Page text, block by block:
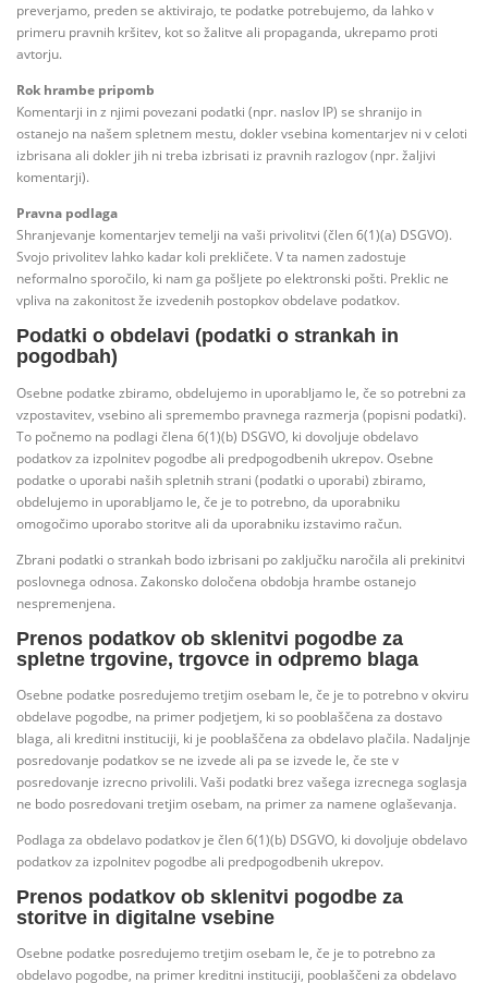
preverjamo, preden se aktivirajo, te podatke potrebujemo, da lahko v
primeru pravnih kršitev, kot so žalitve ali propaganda, ukrepamo proti
avtorju.
Rok hrambe pripomb
Komentarji in z njimi povezani podatki (npr. naslov IP) se shranijo in
ostanejo na našem spletnem mestu, dokler vsebina komentarjev ni v celoti
izbrisana ali dokler jih ni treba izbrisati iz pravnih razlogov (npr. žaljivi
komentarji).
Pravna podlaga
Shranjevanje komentarjev temelji na vaši privolitvi (člen 6(1)(a) DSGVO).
Svojo privolitev lahko kadar koli prekličete. V ta namen zadostuje
neformalno sporočilo, ki nam ga pošljete po elektronski pošti. Preklic ne
vpliva na zakonitost že izvedenih postopkov obdelave podatkov.
Podatki o obdelavi (podatki o strankah in
pogodbah)
Osebne podatke zbiramo, obdelujemo in uporabljamo le, če so potrebni za
vzpostavitev, vsebino ali spremembo pravnega razmerja (popisni podatki).
To počnemo na podlagi člena 6(1)(b) DSGVO, ki dovoljuje obdelavo
podatkov za izpolnitev pogodbe ali predpogodbenih ukrepov. Osebne
podatke o uporabi naših spletnih strani (podatki o uporabi) zbiramo,
obdelujemo in uporabljamo le, če je to potrebno, da uporabniku
omogočimo uporabo storitve ali da uporabniku izstavimo račun.
Zbrani podatki o strankah bodo izbrisani po zaključku naročila ali prekinitvi
poslovnega odnosa. Zakonsko določena obdobja hrambe ostanejo
nespremenjena.
Prenos podatkov ob sklenitvi pogodbe za
spletne trgovine, trgovce in odpremo blaga
Osebne podatke posredujemo tretjim osebam le, če je to potrebno v okviru
obdelave pogodbe, na primer podjetjem, ki so pooblaščena za dostavo
blaga, ali kreditni instituciji, ki je pooblaščena za obdelavo plačila. Nadaljnje
posredovanje podatkov se ne izvede ali pa se izvede le, če ste v
posredovanje izrecno privolili. Vaši podatki brez vašega izrecnega soglasja
ne bodo posredovani tretjim osebam, na primer za namene oglaševanja.
Podlaga za obdelavo podatkov je člen 6(1)(b) DSGVO, ki dovoljuje obdelavo
podatkov za izpolnitev pogodbe ali predpogodbenih ukrepov.
Prenos podatkov ob sklenitvi pogodbe za
storitve in digitalne vsebine
Osebne podatke posredujemo tretjim osebam le, če je to potrebno za
obdelavo pogodbe, na primer kreditni instituciji, pooblaščeni za obdelavo